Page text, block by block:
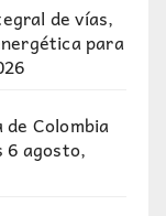
de vías,
para
Colombia
6 agosto,